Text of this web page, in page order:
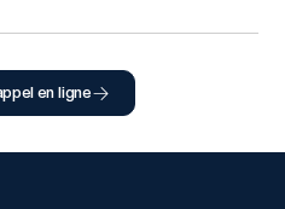
en ligne